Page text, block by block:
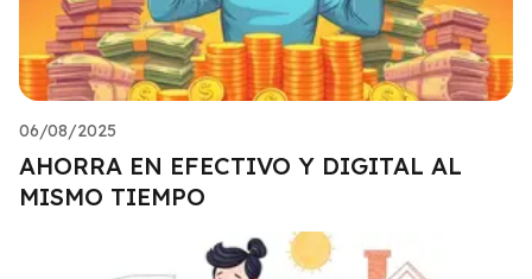
06/08/2025
AHORRA EN EFECTIVO Y DIGITAL AL
MISMO TIEMPO